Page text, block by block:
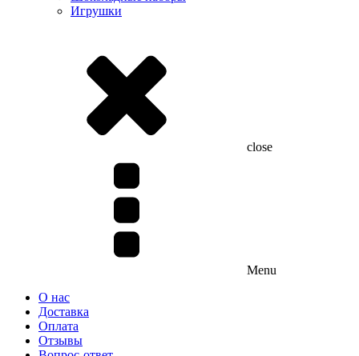
Игрушки
close
Menu
О нас
Доставка
Оплата
Отзывы